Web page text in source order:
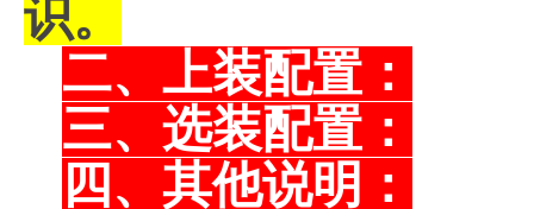
识。
二、上装配置：
三、选装配置：
四、其他说明：